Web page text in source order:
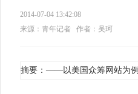
2014-07-04 13:42:08
来源：青年记者
作者：吴珂
摘要：——以美国众筹网站为例